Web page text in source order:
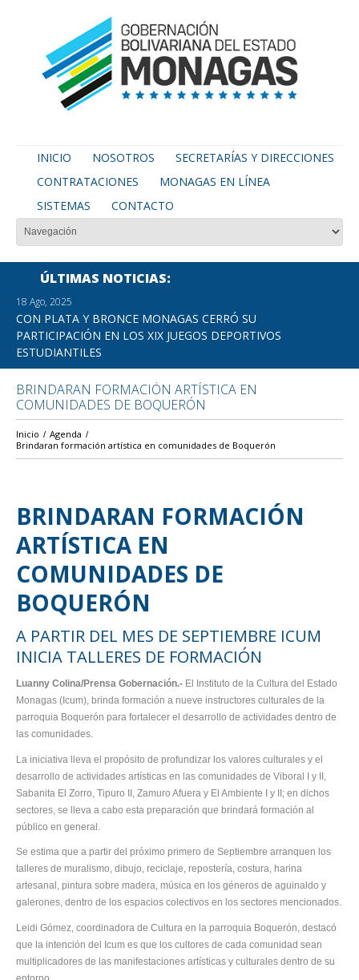
INICIO NOSOTROS
SECRETARÍAS Y DIRECCIONES
CONTRATACIONES
MONAGAS EN LÍNEA
SISTEMAS
CONTACTO
ÚLTIMAS NOTICIAS
18 Ago, 2025
CON PLATA Y BRONCE MONAGAS CERRÓ SU
PARTICIPACIÓN EN LOS XIX JUEGOS DEPORTIVOS
ESTUDIANTILES
BRINDARAN FORMACIÓN ARTÍSTICA EN
COMUNIDADES DE BOQUERÓN
Inicio
Agenda
Brindaran formación artística en comunidades de Boquerón
BRINDARAN FORMACIÓN
ARTÍSTICA EN
COMUNIDADES DE
BOQUERÓN
A PARTIR DEL MES DE SEPTIEMBRE ICUM
INICIA TALLERES DE FORMACIÓN
Luanny Colina/Prensa Gobernación.- El Instituto de la Cultura del Estado
Monagas (Icum), brinda formación a nueve instructores culturales de la
parroquia Boquerón para fortalecer el desarrollo de actividades dentro de
las comunidades.
La iniciativa lleva el propósito de profundizar los valores culturales y el
desarrollo de actividades artísticas en las comunidades de Viboral I y II,
Sabanita El Zorro, Tipuro II, Zamuro Afuera y El Ambiente I y II; en dichos
sectores, se lleva a cabo esta preparación que brindará formación al
público en general.
Se estima que a partir del próximo primero de Septiembre arranquen los
talleres de muralismo, dibujo, reciclaje, repostería, costura, harina
artesanal, pintura sobre madera, música en los géneros de aguinaldo y
galerones, dentro de los espacios colectivos en los sectores mencionados.
Leidi Gómez, coordinadora de Cultura en la parroquia Boquerón, destacó
que la intención del Icum es que los cultores de cada comunidad sean
multiplicadores de las manifestaciones artísticas y culturales dentro de su